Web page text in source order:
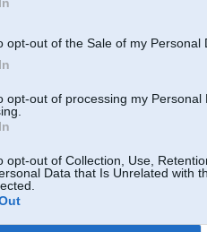
opt-out of the Sale of my Personal
opt-out of processing my Personal
opt-out of Collection, Use,
Data that Is Unrelated with
Edzuli: 320 zs ir tam
Jautājums - kādēļ rūpnīcā
aizliegta. Pats par to rakstīji
-----------------
Any fool can drive fast